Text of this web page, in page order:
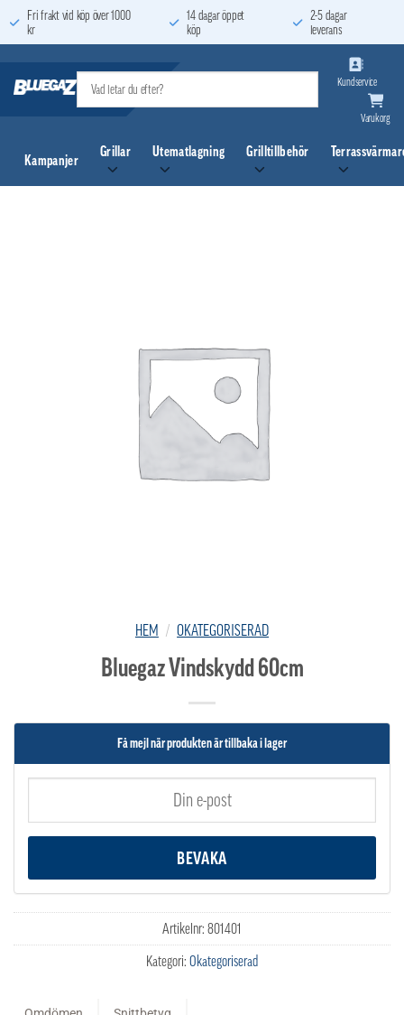
to
Fri frakt vid köp över 1000
kr
14 dagar öppet
köp
2-5 dagar
leverans
Kundservice
Varukorg
Kampanjer
Grillar Utematlagning Grilltillbehör
HEM / OKATEGORISERAD
Bluegaz Vindskydd 60cm
Få mejl när produkten är tillbaka i lager
Artikelnr: 801401
Kategori: Okategoriserad